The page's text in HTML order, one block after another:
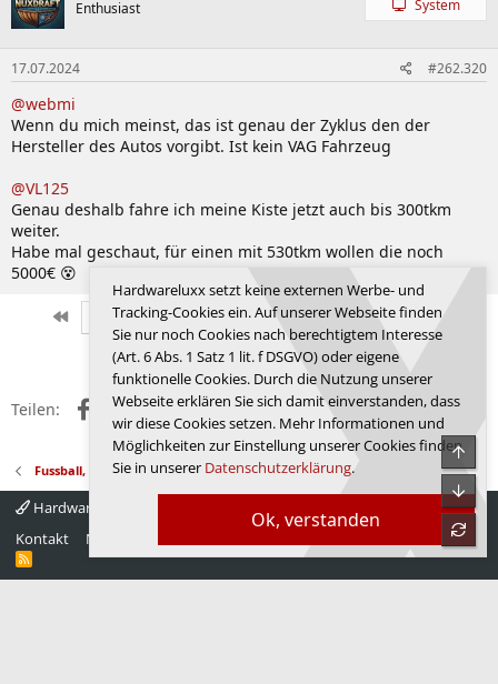
Enthusiast System
17.07.2024 #262.320
@webmi
Wenn du mich meinst, das ist genau der Zyklus den der
Hersteller des Autos vorgibt. Ist kein VAG Fahrzeug
@VL125
Genau deshalb fahre ich meine Kiste jetzt auch bis 300tkm
weiter.
Habe mal geschaut, für einen mit 530tkm wollen die noch
5000€ 😵
Erste Vorherige 8744 von 9351 Nächste
Anmelden, um zu antworten.
Teilen: FacebookX (Twitter)
RedditWhatsApp
E-MailLink
Fussball, Sport, Autos
Hardwareluxx 4.0
Kontakt
Nutzungsbedingungen Startseite
R
Ok, verstanden
Hardwareluxx setzt keine externen Werbe- und
Tracking-Cookies ein. Auf unserer Webseite finden
Sie nur noch Cookies nach berechtigtem Interesse
(Art. 6 Abs. 1 Satz 1 lit. f DSGVO) oder eigene
funktionelle Cookies. Durch die Nutzung unserer
Webseite erklären Sie sich damit einverstanden, dass
wir diese Cookies setzen. Mehr Informationen und
Möglichkeiten zur Einstellung unserer Cookies finden
Sie in unserer Datenschutzerklärung.